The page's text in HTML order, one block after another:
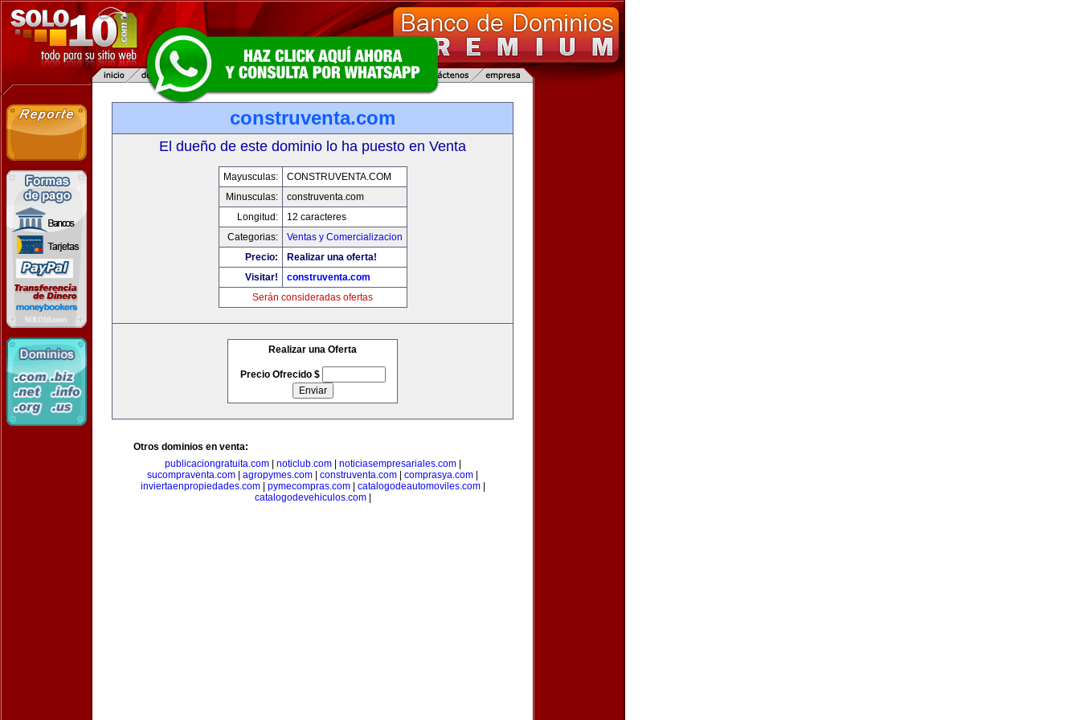
construventa.com
El dueño de este dominio lo ha puesto en Venta
Mayusculas:
CONSTRUVENTA.COM
Minusculas:
construventa.com
Longitud:
12 caracteres
Categorias:
Ventas y Comercializacion
Precio:
Realizar una oferta!
Visitar!
construventa.com
Serán consideradas ofertas
Realizar una Oferta
Precio Ofrecido $
Otros dominios en venta:
publicaciongratuita.com| noticlub.com| noticiasempresariales.com|
sucompraventa.com
agropymes.com construventa.com comprasya.com
inviertaenpropiedades.com| pymecompras.com| catalogodeautomoviles.com|
catalogodevehiculos.com|